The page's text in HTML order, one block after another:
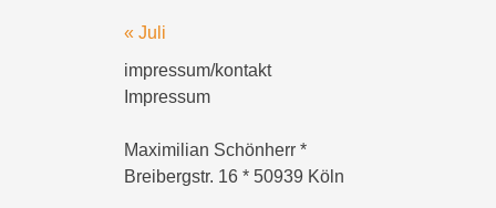
« Juli
impressum/kontakt
Impressum
Maximilian Schönherr *
Breibergstr. 16 * 50939 Köln